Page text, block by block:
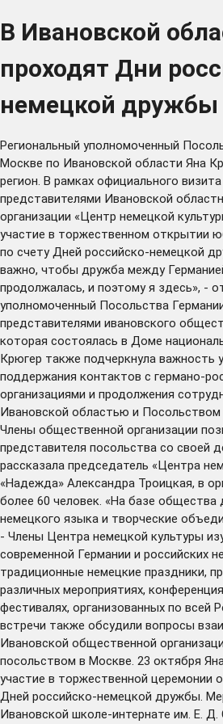
В Ивановской
проходят Дни
немецкой дружбы
Региональный уполномоченный
Москве по Ивановской области Яна
регион. В рамках официального
представителями Ивановской
организации «Центр немецкой
участие в торжественном открытии
по счету Дней российско-немецкой
важно, чтобы дружба между
продолжалась, и поэтому я здесь», -
уполномоченный Посольства
представителями ивановского
которая состоялась в Доме
Крюгер также подчеркнула важность
поддержания контактов с германо-
организациями и продолжения
Ивановской областью и Посольством
Члены общественной организации
представителя посольства со своей
рассказала председатель «Центра
«Надежда» Александра Троицкая, в
более 60 человек. «На базе общества
немецкого языка и творческие
- Члены Центра немецкой культуры
современной Германии и российских
традиционные немецкие праздники,
различных мероприятиях,
фестивалях, организованных по всей
встречи также обсудили вопросы
Ивановской общественной
посольством в Москве. 23 октября
участие в торжественной церемонии
Дней российско-немецкой дружбы.
Ивановской школе-интернате им. Е.